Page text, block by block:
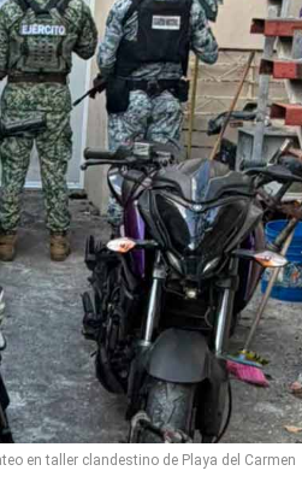
en taller clandestino de Playa del Carmen